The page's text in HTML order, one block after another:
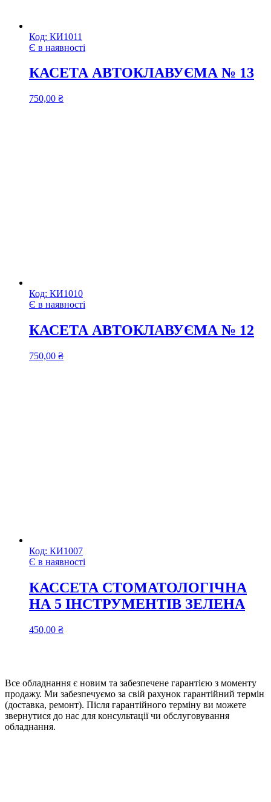
Код: КИ1011
Є в наявності
КАСЕТА АВТОКЛАВУЄМА № 13
750,00 ₴
Код: КИ1010
Є в наявності
КАСЕТА АВТОКЛАВУЄМА № 12
750,00 ₴
Код: КИ1007
Є в наявності
КАССЕТА СТОМАТОЛОГІЧНА
НА 5 ІНСТРУМЕНТІВ ЗЕЛЕНА
450,00 ₴
Все обладнання є новим та забезпечене гарантією з моменту
продажу. Ми забезпечуємо за свій рахунок гарантійний термін
(доставка, ремонт). Після гарантійного терміну ви можете
звернутися до нас для консультації чи обслуговування
обладнання.